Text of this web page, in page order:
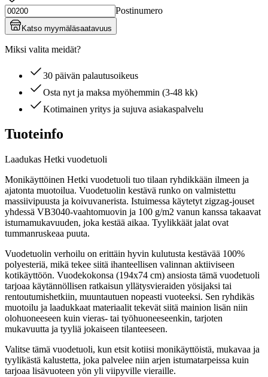
Postinumero
Katso myymäläsaatavuus
Miksi valita meidät?
30 päivän palautusoikeus
Osta nyt ja maksa myöhemmin (3-48 kk)
Kotimainen yritys ja sujuva asiakaspalvelu
Tuoteinfo
Laadukas Hetki vuodetuoli
Monikäyttöinen Hetki vuodetuoli tuo tilaan ryhdikkään ilmeen ja
ajatonta muotoilua. Vuodetuolin kestävä runko on valmistettu
massiivipuusta ja koivuvanerista. Istuimessa käytetyt zigzag-jouset
yhdessä VB3040-vaahtomuovin ja 100 g/m2 vanun kanssa takaavat
istumamukavuuden, joka kestää aikaa. Tyylikkäät jalat ovat
tummanruskeaa puuta.
Vuodetuolin verhoilu on erittäin hyvin kulutusta kestävää 100%
polyesteriä, mikä tekee siitä ihanteellisen valinnan aktiiviseen
kotikäyttöön. Vuodekokonsa (194x74 cm) ansiosta tämä vuodetuoli
tarjoaa käytännöllisen ratkaisun yllätysvieraiden yösijaksi tai
rentoutumishetkiin, muuntautuen nopeasti vuoteeksi. Sen ryhdikäs
muotoilu ja laadukkaat materiaalit tekevät siitä mainion lisän niin
olohuoneeseen kuin vieras- tai työhuoneeseenkin, tarjoten
mukavuutta ja tyyliä jokaiseen tilanteeseen.
Valitse tämä vuodetuoli, kun etsit kotiisi monikäyttöistä, mukavaa ja
tyylikästä kalustetta, joka palvelee niin arjen istumatarpeissa kuin
tarjoaa lisävuoteen yön yli viipyville vieraille.